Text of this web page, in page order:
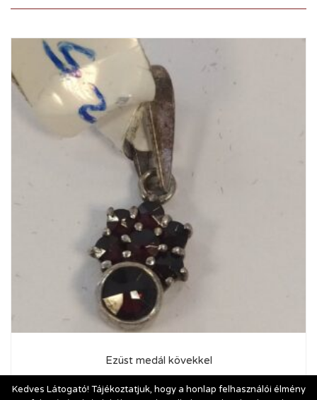
Ezüst medál kövekkel
2 500Ft
Kedves Látogató! Tájékoztatjuk, hogy a honlap felhasználói élmény